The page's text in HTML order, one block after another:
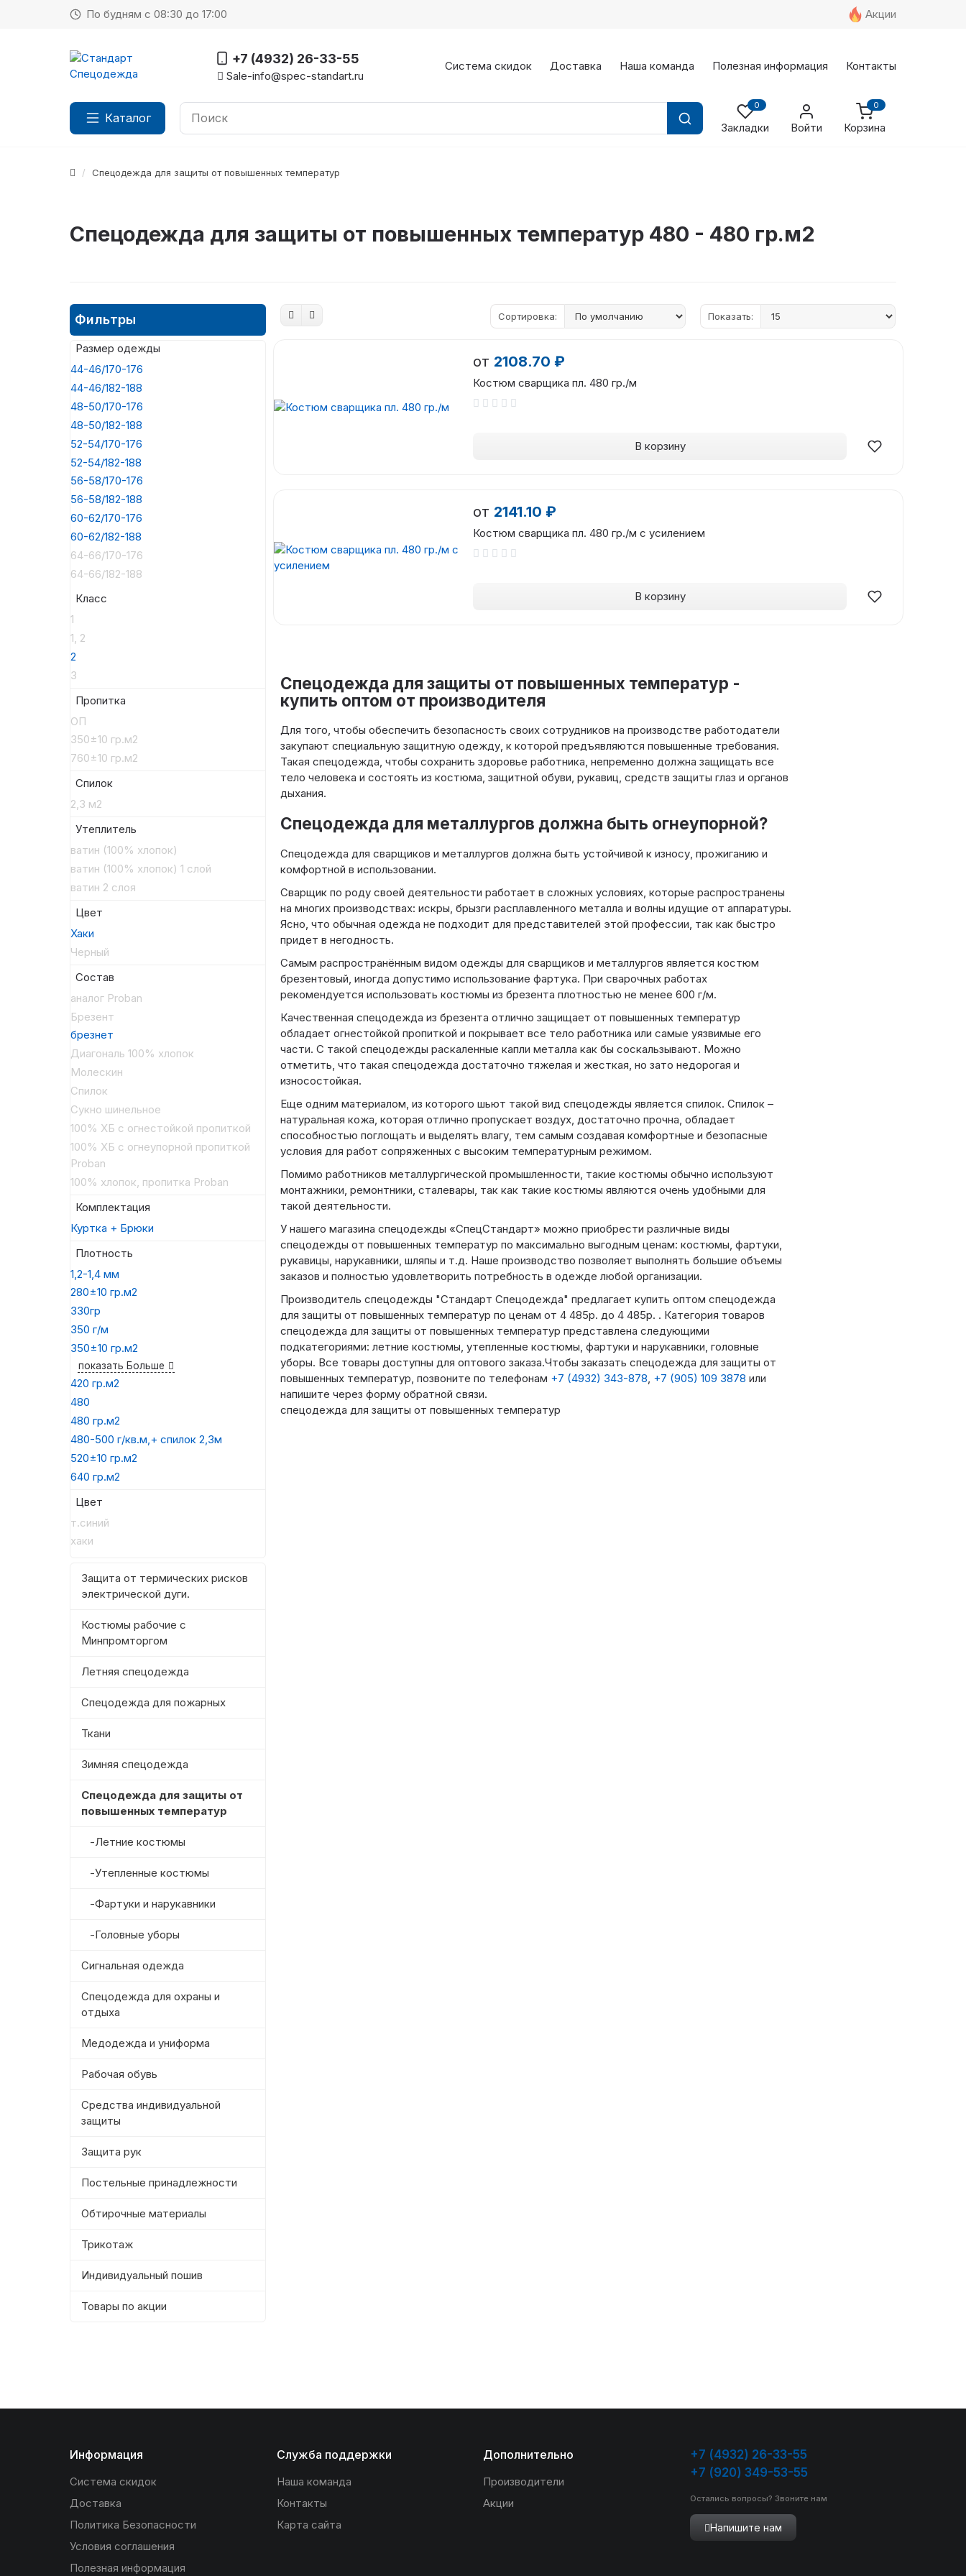
По будням с 08:30 до 17:00 Акции
+7 (4932) 26-33-55
Sale-info@spec-standart.ru
Система скидок Доставка Наша команда Полезная информация Контакты
Каталог
0
Закладки Войти
0
Корзина
Спецодежда для защиты от повышенных температур
Спецодежда для защиты от повышенных температур 480 - 480 гр.м2
Фильтры
Размер одежды
44-46/170-176
44-46/182-188
48-50/170-176
48-50/182-188
52-54/170-176
52-54/182-188
56-58/170-176
56-58/182-188
60-62/170-176
60-62/182-188
64-66/170-176
64-66/182-188
Класс
1
1, 2
2
3
Пропитка
ОП
350±10 гр.м2
760±10 гр.м2
Спилoк
2,3 м2
Утеплитель
ватин (100% хлопок)
ватин (100% хлопок) 1 слой
ватин 2 слоя
Цвет
Хаки
Черный
Состав
аналог Proban
Брезент
брезнет
Диагональ 100% хлопок
Молескин
Спилок
Сукно шинельное
100% ХБ с огнестойкой пропиткой
100% ХБ с огнеупорной пропиткой
Proban
100% хлопок, пропитка Proban
Комплектация
Куртка + Брюки
Плотность
1,2-1,4 мм
280±10 гр.м2
330гр
350 г/м
350±10 гр.м2
показать Больше
420 гр.м2
480
480 гр.м2
480-500 г/кв.м,+ спилок 2,3м
520±10 гр.м2
640 гр.м2
Цвет
т.синий
хаки
Защита от термических рисков
электрической дуги.
Костюмы рабочие с
Минпромторгом
Летняя спецодежда
Спецодежда для пожарных
Ткани
Зимняя спецодежда
Спецодежда для защиты от
повышенных температур
-Летние костюмы
-Утепленные костюмы
-Фартуки и нарукавники
-Головные уборы
Сигнальная одежда
Спецодежда для охраны и
отдыха
Медодежда и униформа
Рабочая обувь
Средства индивидуальной
защиты
Защита рук
Постельные принадлежности
Обтирочные материалы
Трикотаж
Индивидуальный пошив
Товары по акции
Сортировка: Показать:
от 2108.70 ₽
Костюм сварщика пл. 480 гр./м
В корзину
от 2141.10 ₽
Костюм сварщика пл. 480 гр./м с усилением
В корзину
Спецодежда для защиты от повышенных температур -
купить оптом от производителя
Для того, чтобы обеспечить безопасность своих сотрудников на производстве работодатели
закупают специальную защитную одежду, к которой предъявляются повышенные требования.
Такая спецодежда, чтобы сохранить здоровье работника, непременно должна защищать все
тело человека и состоять из костюма, защитной обуви, рукавиц, средств защиты глаз и органов
дыхания.
Спецодежда для металлургов должна быть огнеупорной?
Спецодежда для сварщиков и металлургов должна быть устойчивой к износу, прожиганию и
комфортной в использовании.
Сварщик по роду своей деятельности работает в сложных условиях, которые распространены
на многих производствах: искры, брызги расплавленного металла и волны идущие от аппаратуры.
Ясно, что обычная одежда не подходит для представителей этой профессии, так как быстро
придет в негодность.
Самым распространённым видом одежды для сварщиков и металлургов является костюм
брезентовый, иногда допустимо использование фартука. При сварочных работах
рекомендуется использовать костюмы из брезента плотностью не менее 600 г/м.
Качественная спецодежда из брезента отлично защищает от повышенных температур
обладает огнестойкой пропиткой и покрывает все тело работника или самые уязвимые его
части. С такой спецодежды раскаленные капли металла как бы соскальзывают. Можно
отметить, что такая спецодежда достаточно тяжелая и жесткая, но зато недорогая и
износостойкая.
Еще одним материалом, из которого шьют такой вид спецодежды является спилок. Спилок –
натуральная кожа, которая отлично пропускает воздух, достаточно прочна, обладает
способностью поглощать и выделять влагу, тем самым создавая комфортные и безопасные
условия для работ сопряженных с высоким температурным режимом.
Помимо работников металлургической промышленности, такие костюмы обычно используют
монтажники, ремонтники, сталевары, так как такие костюмы являются очень удобными для
такой деятельности.
У нашего магазина спецодежды «СпецСтандарт» можно приобрести различные виды
спецодежды от повышенных температур по максимально выгодным ценам: костюмы, фартуки,
рукавицы, нарукавники, шляпы и т.д. Наше производство позволяет выполнять большие объемы
заказов и полностью удовлетворить потребность в одежде любой организации.
Производитель спецодежды "Стандарт Спецодежда" предлагает купить оптом спецодежда
для защиты от повышенных температур по ценам от 4 485р. до 4 485р. . Категория товаров
спецодежда для защиты от повышенных температур представлена следующими
подкатегориями: летние костюмы, утепленные костюмы, фартуки и нарукавники, головные
уборы. Все товары доступны для оптового заказа.Чтобы заказать спецодежда для защиты от
повышенных температур, позвоните по телефонам +7 (4932) 343-878 +7 (905) 109 3878 или
напишите через форму обратной связи.
спецодежда для защиты от повышенных температур
Информация
Система скидок
Доставка
Политика Безопасности
Условия соглашения
Полезная информация
Служба поддержки
Наша команда
Контакты
Карта сайта
Дополнительно
Производители
Акции
+7 (4932) 26-33-55
+7 (920) 349-53-55
Остались вопросы? Звоните нам
Напишите нам